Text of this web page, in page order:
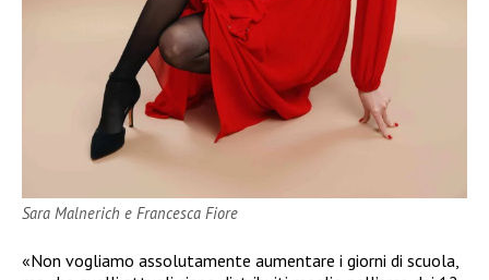
Sara Malnerich e Francesca Fiore
«Non vogliamo assolutamente aumentare i giorni di scuola,